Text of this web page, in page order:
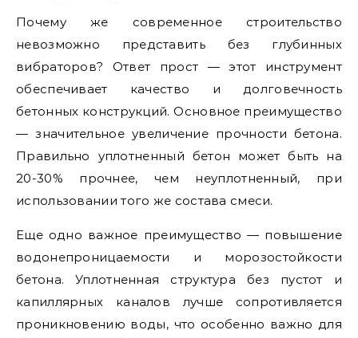
Почему же современное строительство
невозможно представить без глубинных
вибраторов? Ответ прост — этот инструмент
обеспечивает качество и долговечность
бетонных конструкций. Основное преимущество
— значительное увеличение прочности бетона.
Правильно уплотненный бетон может быть на
20-30% прочнее, чем неуплотненный, при
использовании того же состава смеси.
Еще одно важное преимущество — повышение
водонепроницаемости и морозостойкости
бетона. Уплотненная структура без пустот и
капиллярных каналов лучше сопротивляется
проникновению воды, что особенно важно для